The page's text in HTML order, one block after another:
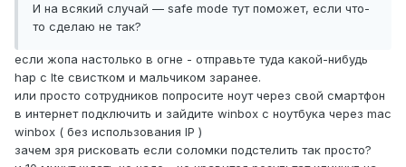
И на всякий случай — safe mode тут поможет, если что-
то сделаю не так?
если жопа настолько в огне - отправьте туда какой-нибудь
hap с lte свистком и мальчиком заранее.
или просто сотрудников попросите ноут через свой смартфон
в интернет подключить и зайдите winbox с ноутбука через mac
winbox ( без использования IP )
зачем зря рисковать если соломки подстелить так просто?